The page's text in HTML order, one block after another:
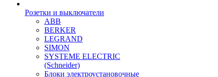
Розетки и выключатели
ABB
BERKER
LEGRAND
SIMON
SYSTEME ELECTRIC
(Schneider)
Блоки электроустановочные